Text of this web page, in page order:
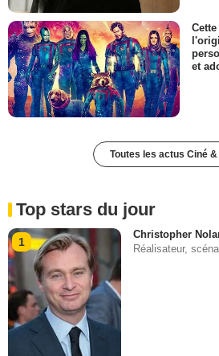
et
Toutes les actus Ciné
Top stars du jour
1
Christopher
Réalisateur,